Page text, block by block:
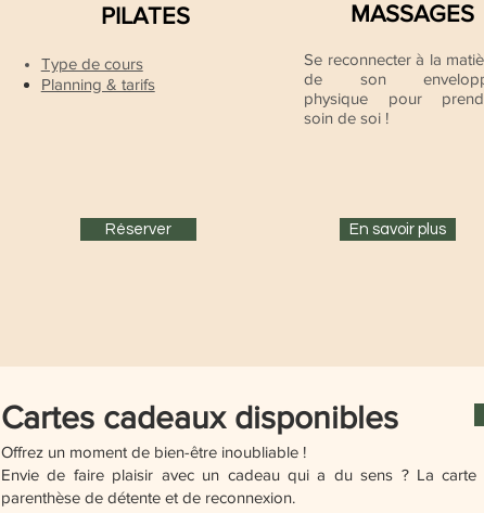
PILATES
Type de cours
Planning & tarifs
Réserver
MASSAGES
Se reconnecter à la
de son
physique pour
soin de soi !
En savoir plus
Cartes cadeaux disponibles
Offrez un moment de bien-être inoubliable !
Envie de faire plaisir avec un cadeau qui a du sens ? La carte
parenthèse de détente et de reconnexion.